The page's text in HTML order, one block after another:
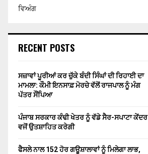
ਵਿਅੰਗ
RECENT POSTS
ਸਜ਼ਾਵਾਂ ਪੂਰੀਆਂ ਕਰ ਚੁੱਕੇ ਬੰਦੀ ਸਿੰਘਾਂ ਦੀ ਰਿਹਾਈ ਦਾ
ਮਾਮਲਾ: ਕੌਮੀ ਇਨਸਾਫ਼ ਮੋਰਚੇ ਵੱਲੋਂ ਰਾਜਪਾਲ ਨੂੰ ਮੰਗ
ਪੱਤਰ ਸੌਂਪਿਆ
ਪੰਜਾਬ ਸਰਕਾਰ ਕੰਢੀ ਖੇਤਰ ਨੂੰ ਵੱਡੇ ਸੈਰ-ਸਪਾਟਾ ਕੇਂਦਰ
ਵਜੋਂ ਉਤਸ਼ਾਹਿਤ ਕਰੇਗੀ
ਫੈਸਲੇ ਨਾਲ 152 ਹੋਰ ਗਊਸ਼ਾਲਾਵਾਂ ਨੂੰ ਮਿਲੇਗਾ ਲਾਭ,